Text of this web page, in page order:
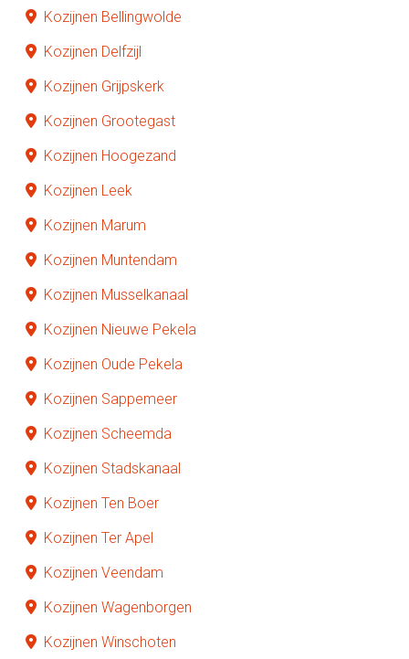
Kozijnen Bellingwolde
Kozijnen Delfzijl
Kozijnen Grijpskerk
Kozijnen Grootegast
Kozijnen Hoogezand
Kozijnen Leek
Kozijnen Marum
Kozijnen Muntendam
Kozijnen Musselkanaal
Kozijnen Nieuwe Pekela
Kozijnen Oude Pekela
Kozijnen Sappemeer
Kozijnen Scheemda
Kozijnen Stadskanaal
Kozijnen Ten Boer
Kozijnen Ter Apel
Kozijnen Veendam
Kozijnen Wagenborgen
Kozijnen Winschoten